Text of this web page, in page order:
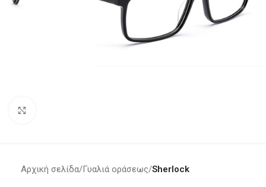
Αρχική σελίδα Γυαλιά οράσεως Sherlock